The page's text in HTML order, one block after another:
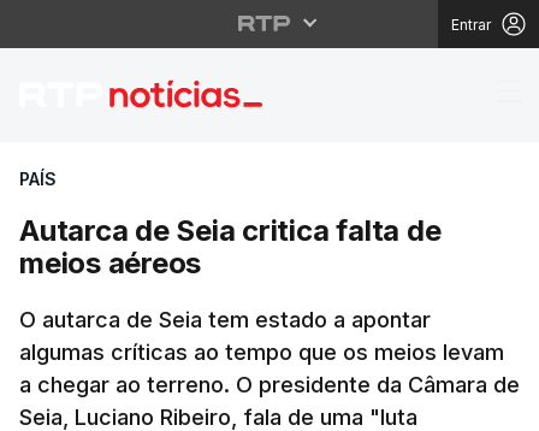
Entrar
Autarca de Seia
PAÍS
Autarca de Seia critica falta de
meios aéreos
O autarca de Seia tem estado a apontar
algumas críticas ao tempo que os meios levam
a chegar ao terreno. O presidente da Câmara de
Seia, Luciano Ribeiro, fala de uma "luta